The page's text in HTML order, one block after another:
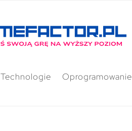
Technologie Oprogramowanie